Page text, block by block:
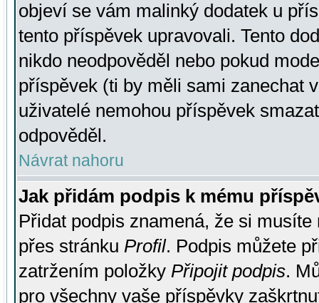
objeví se vám malinký dodatek u
tento příspěvek upravovali. Tento
nikdo neodpověděl nebo pokud
příspěvek (ti by měli sami zanechat
uživatelé nemohou příspěvek
odpověděl.
Návrat nahoru
Jak přidám podpis k mému
Přidat podpis znamená, že si
přes stránku Profil. Podpis můžete
zatržením položky Připojit podpis.
pro všechny vaše příspěvky